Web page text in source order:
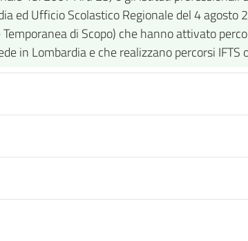
ed Ufficio Scolastico Regionale del 4 agosto
di Scopo) che hanno attivato
in Lombardia e che realizzano percorsi IFTS